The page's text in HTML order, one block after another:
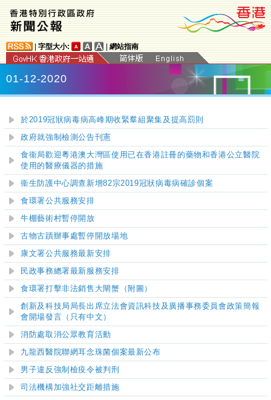
字型大小: 網站指南
01-12-2020
於2019冠狀病毒病高峰期收緊羣組聚集及提高罰則
政府就強制檢測公告刊憲
食衞局歡迎粵港澳大灣區使用已在香港註冊的藥物和香港公立醫院
使用的醫療儀器的措施
衞生防護中心調查新增82宗2019冠狀病毒病確診個案
食環署公共服務安排
牛棚藝術村暫停開放
古物古蹟辦事處暫停開放場地
康文署公共服務最新安排
民政事務總署最新服務安排
食環署打擊非法銷售大閘蟹（附圖）
創新及科技局局長出席立法會資訊科技及廣播事務委員會政策簡報
會開場發言（只有中文）
消防處取消公眾教育活動
九龍西醫院聯網耳念珠菌個案最新公布
男子違反強制檢疫令被判刑
司法機構加強社交距離措施